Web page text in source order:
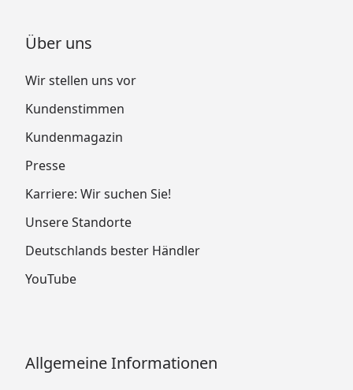
Über uns
Wir stellen uns vor
Kundenstimmen
Kundenmagazin
Presse
Karriere: Wir suchen Sie!
Unsere Standorte
Deutschlands bester Händler
YouTube
Allgemeine Informationen